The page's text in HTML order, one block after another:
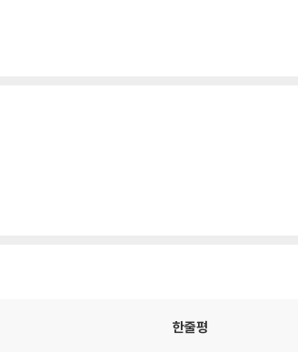
한줄평